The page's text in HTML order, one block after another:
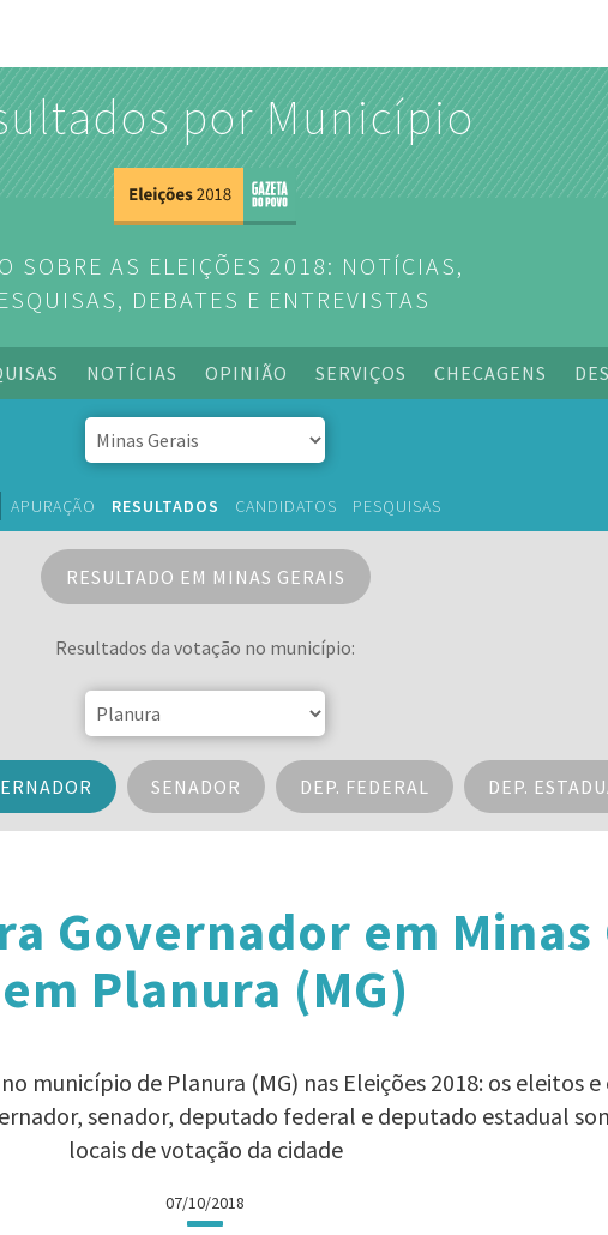
por Município
SOBRE AS ELEIÇÕES 2018: NOTÍCIAS,
DEBATES E ENTREVISTAS
NOTÍCIAS OPINIÃO SERVIÇOS CHECAGENS
APURAÇÃO RESULTADOS CANDIDATOS PESQUISAS
RESULTADO EM MINAS GERAIS
Resultados da votação no município:
SENADOR DEP. FEDERAL DEP.
Governador em Minas
em Planura (MG)
município de Planura (MG) nas Eleições 2018: os eleitos
senador, deputado federal e deputado estadual
locais de votação da cidade
07/10/2018